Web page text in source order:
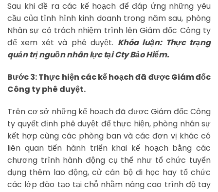
Sau khi đề ra các kế hoạch để đáp ứng những yêu
cầu của tình hình kinh doanh trong năm sau, phòng
Nhân sự có trách nhiệm trình lên Giám đốc Công ty
để xem xét và phê duyệt. Khóa luận: Thực trạng
quản trị nguồn nhân lực tại Cty Bảo Hiểm.
Bước 3: Thực hiện các kế hoạch đã được Giám đốc
Công ty phê duyệt.
Trên cơ sở những kế hoạch đã được Giám đốc Công
ty quyết định phê duyệt để thực hiện, phòng nhân sự
kết hợp cùng các phòng ban và các đơn vị khác có
liên quan tiến hành triển khai kế hoạch bằng các
chương trình hành động cụ thể như tổ chức tuyển
dụng thêm lao động, cử cán bộ đi học hay tổ chức
các lớp đào tạo tại chỗ nhằm nâng cao trình độ tay